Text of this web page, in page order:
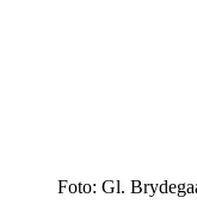
Foto: Gl.